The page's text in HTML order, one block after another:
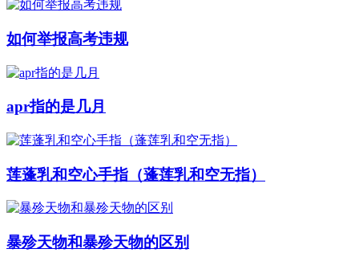
如何举报高考违规
apr指的是几月
莲蓬乳和空心手指（蓬莲乳和空无指）
暴殄天物和暴殄天物的区别